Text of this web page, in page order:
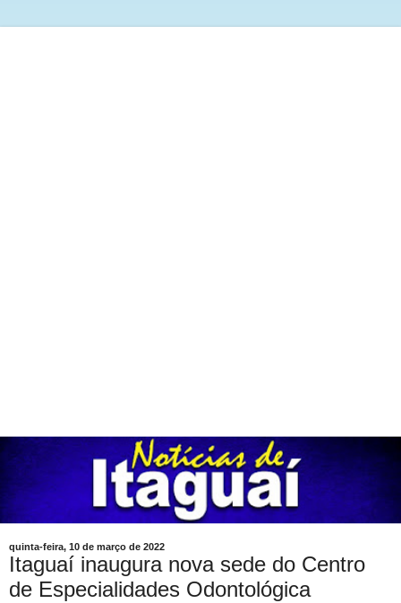
quinta-feira, 10 de março de 2022
Itaguaí inaugura nova sede do Centro
de Especialidades Odontológica